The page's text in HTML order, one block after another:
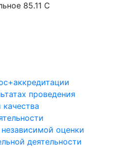
85.11 C
проведения
оценки
деятельности